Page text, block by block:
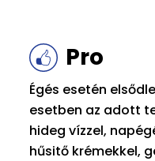
Pro
Égés esetén
esetben az adott
hideg vízzel,
hűsitő krémekkel,